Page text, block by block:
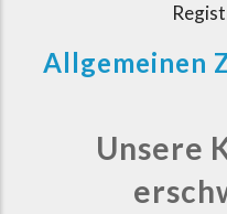
Allgemeinen
Unsere